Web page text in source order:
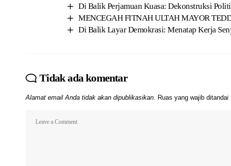
Di Balik Perjamuan Kuasa: Dekonstruksi
MENCEGAH FITNAH ULTAH MAYOR
Di Balik Layar Demokrasi: Menatap Kerja
Tidak ada komentar
Alamat email Anda tidak akan dipublikasikan. Ruas yang wajib ditandai